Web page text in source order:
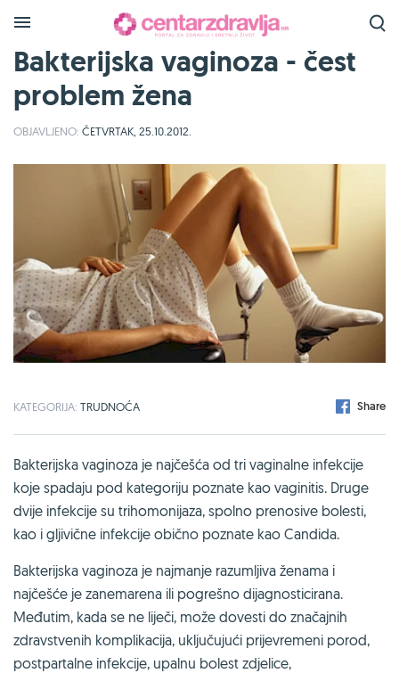
Bakterijska vaginoza - čest
problem žena
OBJAVLJENO: ČETVRTAK, 25.10.2012.
KATEGORIJA: TRUDNOĆA Share
Bakterijska vaginoza je najčešća od tri vaginalne infekcije
koje spadaju pod kategoriju poznate kao vaginitis. Druge
dvije infekcije su trihomonijaza, spolno prenosive bolesti,
kao i gljivične infekcije obično poznate kao Candida.
Bakterijska vaginoza je najmanje razumljiva ženama i
najčešće je zanemarena ili pogrešno dijagnosticirana.
Međutim, kada se ne liječi, može dovesti do značajnih
zdravstvenih komplikacija, uključujući prijevremeni porod,
postpartalne infekcije, upalnu bolest zdjelice,